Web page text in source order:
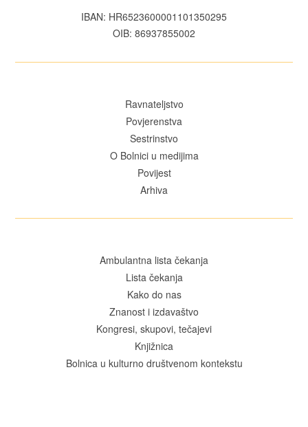
IBAN: HR6523600001101350295
OIB: 86937855002
Ravnateljstvo
Povjerenstva
Sestrinstvo
O Bolnici u medijima
Povijest
Arhiva
Ambulantna lista čekanja
Lista čekanja
Kako do nas
Znanost i izdavaštvo
Kongresi, skupovi, tečajevi
Knjižnica
Bolnica u kulturno društvenom kontekstu